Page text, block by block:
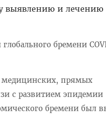
выявлению и лечению
бремени
прямых
с развитием эпидемии
бремени был